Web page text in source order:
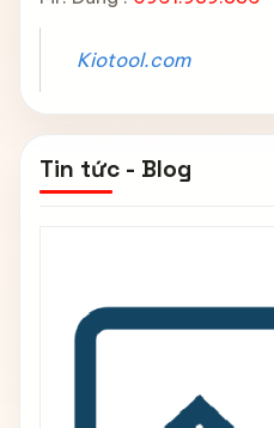
Kiotool.com
Tin tức - Blog